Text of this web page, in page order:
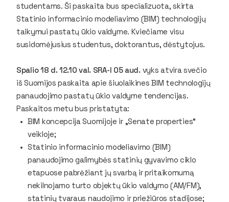
studentams. Ši paskaita bus specializuota, skirta
Statinio informacinio modeliavimo (BIM) technologijų
taikymui pastatų ūkio valdyme. Kviečiame visu
susidomėjusius studentus, doktorantus, dėstytojus.
Spalio 18 d. 12.10 val. SRA-I 05 aud. vyks atvira svečio
iš Suomijos paskaita apie šiuolaikines BIM technologijų
panaudojimo pastatų ūkio valdyme tendencijas.
Paskaitos metu bus pristatyta:
BIM koncepcija Suomijoje ir „Senate properties“
veikloje;
Statinio informacinio modeliavimo (BIM)
panaudojimo galimybės statinių gyvavimo ciklo
etapuose pabrėžiant jų svarbą ir pritaikomumą
nekilnojamo turto objektų ūkio valdymo (AM/FM),
statinių tvaraus naudojimo ir priežiūros stadijose;